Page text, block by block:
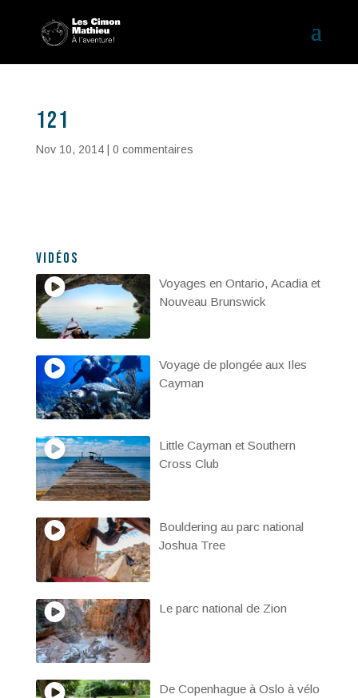
121
Nov 10, 2014| 0 commentaires
Vidéos
Voyages en Ontario, Acadia et
Nouveau Brunswick
Voyage de plongée aux Iles
Cayman
Little Cayman et Southern
Cross Club
Bouldering au parc national
Joshua Tree
Le parc national de Zion
De Copenhague à Oslo à vélo